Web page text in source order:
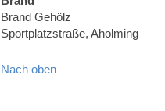
Brand Gehölz
Sportplatzstraße, Aholming
Nach oben